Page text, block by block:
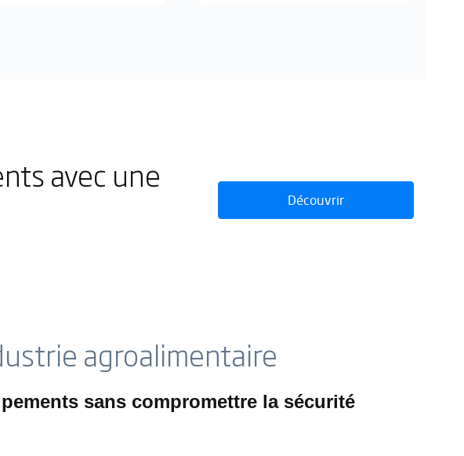
avec une
Découvrir
agroalimentaire
sans compromettre la sécurité